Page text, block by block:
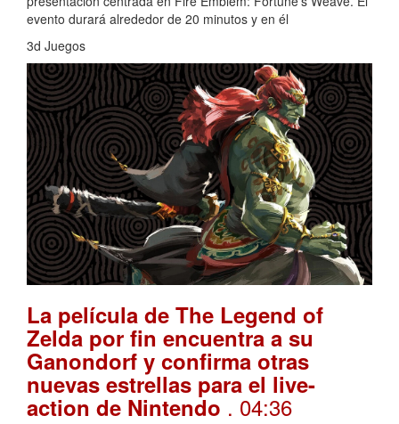
evento durará alrededor de 20 minutos y en él
3d Juegos
La película de The Legend of
Zelda por fin encuentra a su
Ganondorf y confirma otras
nuevas estrellas para el live-
action de Nintendo . 04:36